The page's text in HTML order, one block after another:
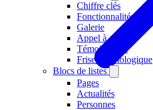
Chiffre clés
Fonctionnalités
Galerie
Appel à action
Témoignages
Frise chronologique
Blocs de listes
Pages
Actualités
Personnes